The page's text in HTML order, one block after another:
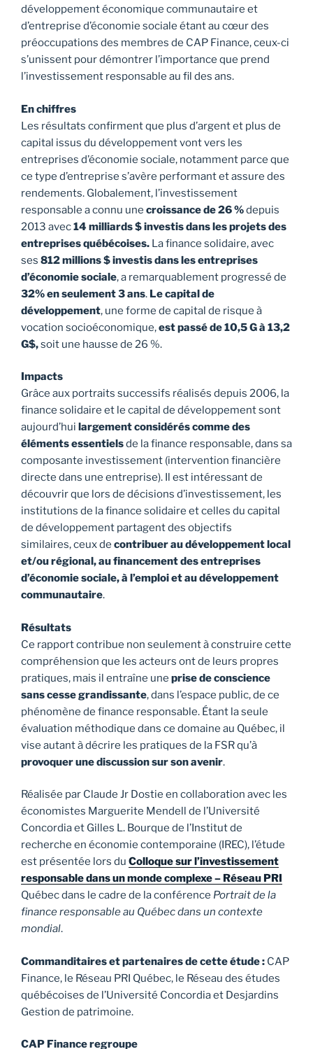
développement économique communautaire et
d’entreprise d’économie sociale étant au cœur des
préoccupations des membres de CAP Finance, ceux-ci
s’unissent pour démontrer l’importance que prend
l’investissement responsable au fil des ans.
En chiffres
Les résultats confirment que plus d’argent et plus de
capital issus du développement vont vers les
entreprises d’économie sociale, notamment parce que
ce type d’entreprise s’avère performant et assure des
rendements. Globalement, l’investissement
responsable a connu une croissance de 26 %depuis
2013 avec14 milliards $ investis dans les projetsdes
entreprises québécoises. La finance solidaire, avec
ses 812 millions $ investis dans les entreprises
d’économie sociale, a remarquablement progressé de
32% en seulement 3 ans. Le capital de
développement, une forme de capital de risque à
vocation socioéconomique,est passéde 10,5 G à 13,2
G$,soit une hausse de 26 %.
Impacts
Grâce aux portraits successifs réalisés depuis 2006, la
finance solidaire et le capital de développement sont
aujourd’hui largement considérés comme des
éléments essentielsde la finance responsable, dans sa
composante investissement (intervention financière
directe dans une entreprise). Il est intéressant de
découvrir que lors de décisions d’investissement, les
institutions de la finance solidaire et celles du capital
de développement partagent des objectifs
similaires, ceux de contribuer au développement local
et/ou régional, au financement des entreprises
d’économie sociale, à l’emploi et au développement
communautaire.
Résultats
Ce rapport contribue non seulement à construire cette
compréhension que les acteurs ont de leurs propres
pratiques, mais il entraîne une prise de conscience
sans cesse grandissante, dans l’espace public, de ce
phénomène de finance responsable. Étant la seule
évaluation méthodique dans ce domaine au Québec, il
vise autant à décrire les pratiques de la FSR qu’à
provoquer une discussion sur son avenir.
Réalisée par Claude Jr Dostie en collaboration avec les
économistes Marguerite Mendell de l’Université
Concordia et Gilles L. Bourque de l’Institut de
recherche en économie contemporaine (IREC), l’étude
est présentée lors du Colloque sur l’investissement
responsable dans un monde complexe – Réseau PRI
Québec dans le cadre de la conférence Portrait de la
finance responsable au Québec dans un contexte
mondial.
Commanditaires et partenaires de cette étude : CAP
Finance, le Réseau PRI Québec, le Réseau des études
québécoises de l’Université Concordia et Desjardins
Gestion de patrimoine.
CAP Finance regroupe